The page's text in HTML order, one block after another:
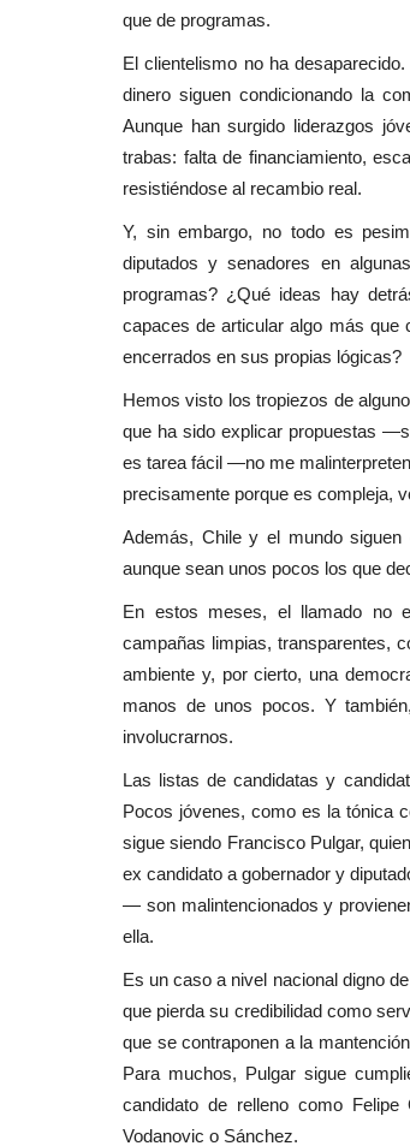
que de programas.
El clientelismo no ha
dinero siguen condicionando la
Aunque han surgido liderazgos
trabas: falta de financiamiento,
resistiéndose al recambio real.
Y, sin embargo, no todo es
diputados y senadores en
programas? ¿Qué ideas hay
capaces de articular algo más que
encerrados en sus propias lógicas?
Hemos visto los tropiezos de
que ha sido explicar propuestas
es tarea fácil —no me
precisamente porque es compleja,
Además, Chile y el mundo siguen
aunque sean unos pocos los que
En estos meses, el llamado no
campañas limpias, transparentes,
ambiente y, por cierto, una
manos de unos pocos. Y
involucrarnos.
Las listas de candidatas y
Pocos jóvenes, como es la tónica
sigue siendo Francisco Pulgar,
ex candidato a gobernador y
— son malintencionados y
ella.
Es un caso a nivel nacional digno
que pierda su credibilidad como
que se contraponen a la
Para muchos, Pulgar sigue
candidato de relleno como
Vodanovic o Sánchez.